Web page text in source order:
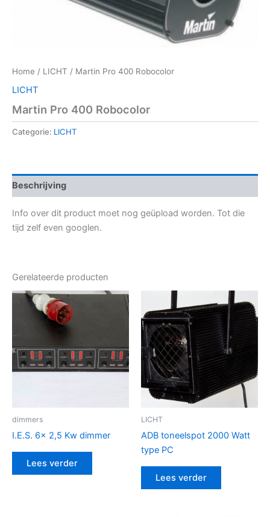
Home / LICHT / Martin Pro 400 Robocolor
LICHT
Martin Pro 400 Robocolor
Categorie: LICHT
Beschrijving
Info over dit product moet nog geüpload worden. Tot die
tijd zelf even googlen.
Gerelateerde producten
dimmers
I.E.S. 6x 2,5 Kw dimmer
Lees verder
LICHT
ADB toneelspot 2000 Watt
type PC
Lees verder